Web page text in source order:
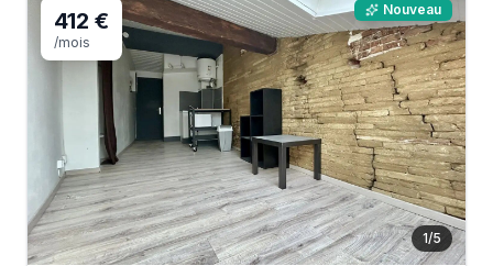
1/5
412 €
/mois
Nouveau